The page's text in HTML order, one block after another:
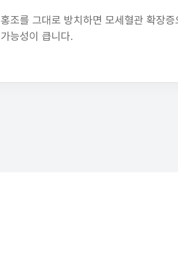
홍조를 그대로 방치하면 모세혈관 확장
가능성이 큽니다.